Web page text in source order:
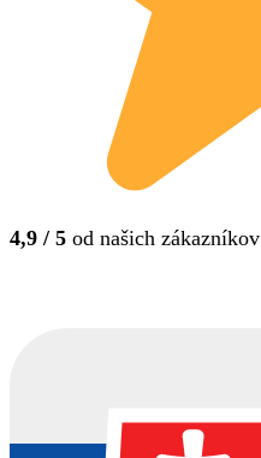
4,9 / 5 od našich zákazníkov